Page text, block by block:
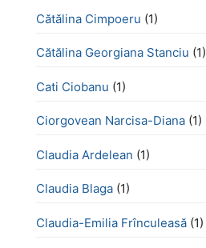
Cătălina Cimpoeru (1)
Cătălina Georgiana Stanciu (1)
Cati Ciobanu (1)
Ciorgovean Narcisa-Diana (1)
Claudia Ardelean (1)
Claudia Blaga (1)
Claudia-Emilia Frînculeasă (1)